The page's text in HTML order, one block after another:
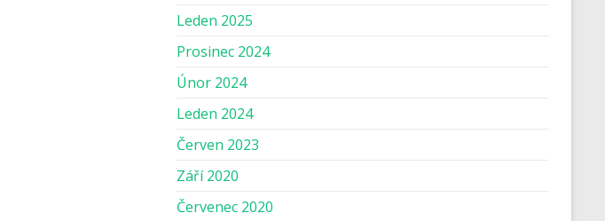
Leden 2025
Prosinec 2024
Únor 2024
Leden 2024
Červen 2023
Září 2020
Červenec 2020